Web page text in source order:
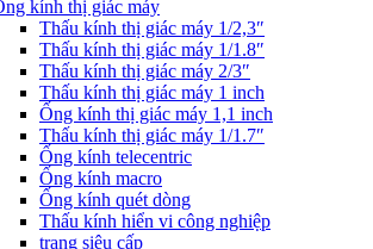
kính thị giác máy
Thấu kính thị giác máy 1/2,3″
Thấu kính thị giác máy 1/1.8″
Thấu kính thị giác máy 2/3″
Thấu kính thị giác máy 1 inch
Ống kính thị giác máy 1,1 inch
Thấu kính thị giác máy 1/1.7″
Ống kính telecentric
Ống kính macro
Ống kính quét dòng
Thấu kính hiển vi công nghiệp
trang siêu cấp